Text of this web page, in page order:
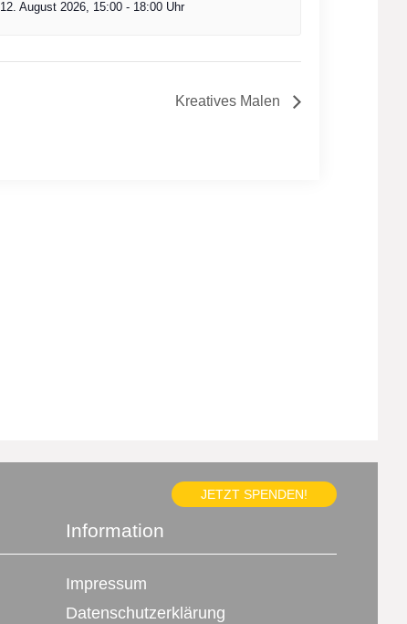
12. August 2026, 15:00 - 18:00
Kreatives Malen
JETZT SPENDEN!
Information
Impressum
Datenschutzerklärung